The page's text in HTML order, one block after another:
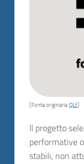
[Fonte originaria:QUI
Il progetto
performative
stabili, non